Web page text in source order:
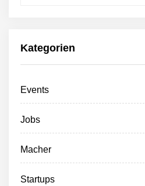
Kategorien
Events
Jobs
Macher
Startups